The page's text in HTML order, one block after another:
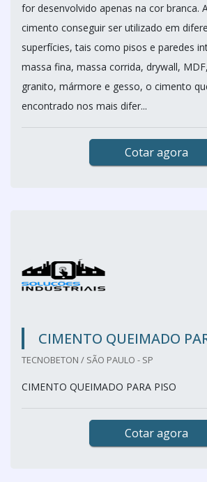
for desenvolvido apenas na cor branca.
cimento conseguir ser utilizado em
superfícies, tais como pisos e paredes
massa fina, massa corrida, drywall,
granito, mármore e gesso, o cimento
encontrado nos mais difer...
Cotar agora
CIMENTO QUEIMADO
TECNOBETON / SÃO PAULO - SP
CIMENTO QUEIMADO PARA PISO
Cotar agora